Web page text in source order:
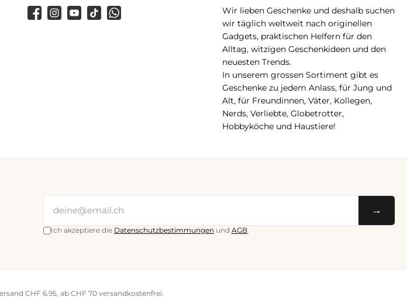
Wir lieben Geschenke und deshalb suchen
wir täglich weltweit nach originellen
Gadgets, praktischen Helfern für den
Alltag, witzigen Geschenkideen und den
neuesten Trends.
In unserem grossen Sortiment gibt es
Geschenke zu jedem Anlass, für Jung und
Alt, für Freundinnen, Väter, Kollegen,
Nerds, Verliebte, Globetrotter,
Hobbyköche und Haustiere!
Facebook
Instagram
YouTubeTikTokWhatsApp
→
Ich akzeptiere die Datenschutzbestimmungen undAGB
CHF 6.95, ab CHF 70 versandkostenfrei.